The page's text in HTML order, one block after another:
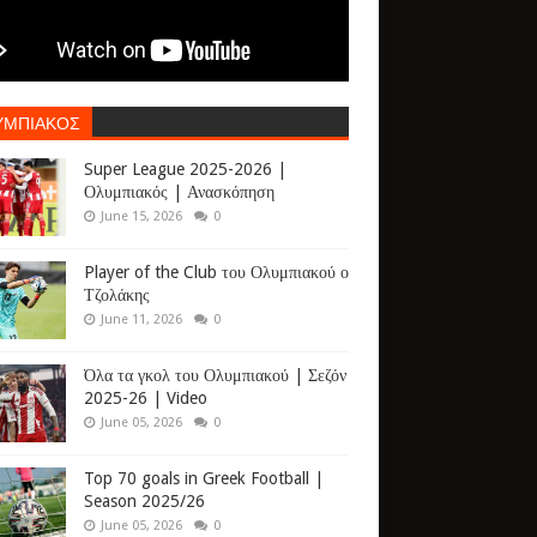
Super League 2025-2026 |
Ολυμπιακός | Ανασκόπηση
June 15, 2026 0
Player of the Club του Ολυμπιακού ο
Τζολάκης
June 11, 2026 0
Όλα τα γκολ του Ολυμπιακού | Σεζόν
2025-26 | Video
June 05, 2026 0
Top 70 goals in Greek Football |
Season 2025/26
June 05, 2026 0